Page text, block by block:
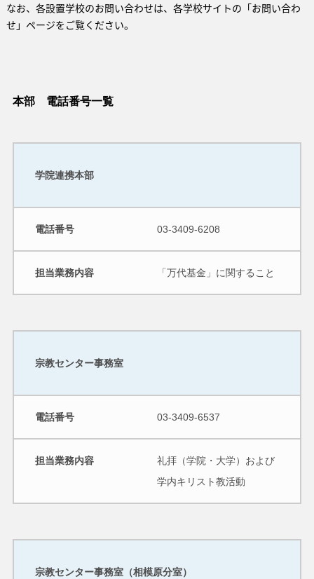
なお、各設置学校のお問い合わせは、各学校サイトの「お問い合わ
せ」ページをご覧ください。
本部 電話番号一覧
学院連携本部
電話番号 03-3409-6208
担当業務内容 「万代基金」に関すること
宗教センター事務室
電話番号 03-3409-6537
担当業務内容
礼拝（学院・大学）および
学内キリスト教活動
宗教センター事務室（相模原分室）